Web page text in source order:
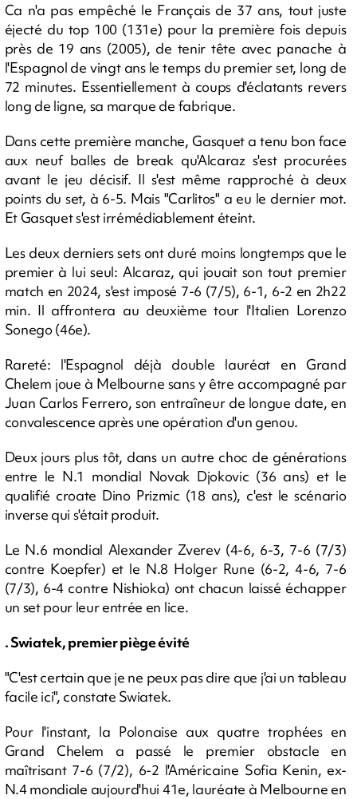
Ca n'a pas empêché le Français de 37 ans, tout juste
éjecté du top 100 (131e) pour la première fois depuis
près de 19 ans (2005), de tenir tête avec panache à
l'Espagnol de vingt ans le temps du premier set, long de
72 minutes. Essentiellement à coups d'éclatants revers
long de ligne, sa marque de fabrique.
Dans cette première manche, Gasquet a tenu bon face
aux neuf balles de break qu'Alcaraz s'est procurées
avant le jeu décisif. Il s'est même rapproché à deux
points du set, à 6-5. Mais "Carlitos" a eu le dernier mot.
Et Gasquet s'est irrémédiablement éteint.
Les deux derniers sets ont duré moins longtemps que le
premier à lui seul: Alcaraz, qui jouait son tout premier
match en 2024, s'est imposé 7-6 (7/5), 6-1, 6-2 en 2h22
min. Il affrontera au deuxième tour l'Italien Lorenzo
Sonego (46e).
Rareté: l'Espagnol déjà double lauréat en Grand
Chelem joue à Melbourne sans y être accompagné par
Juan Carlos Ferrero, son entraîneur de longue date, en
convalescence après une opération d'un genou.
Deux jours plus tôt, dans un autre choc de générations
entre le N.1 mondial Novak Djokovic (36 ans) et le
qualifié croate Dino Prizmic (18 ans), c'est le scénario
inverse qui s'était produit.
Le N.6 mondial Alexander Zverev (4-6, 6-3, 7-6 (7/3)
contre Koepfer) et le N.8 Holger Rune (6-2, 4-6, 7-6
(7/3), 6-4 contre Nishioka) ont chacun laissé échapper
un set pour leur entrée en lice.
. Swiatek, premier piège évité
"C'est certain que je ne peux pas dire que j'ai un tableau
facile ici", constate Swiatek.
Pour l'instant, la Polonaise aux quatre trophées en
Grand Chelem a passé le premier obstacle en
maîtrisant 7-6 (7/2), 6-2 l'Américaine Sofia Kenin, ex-
N.4 mondiale aujourd'hui 41e, lauréate à Melbourne en